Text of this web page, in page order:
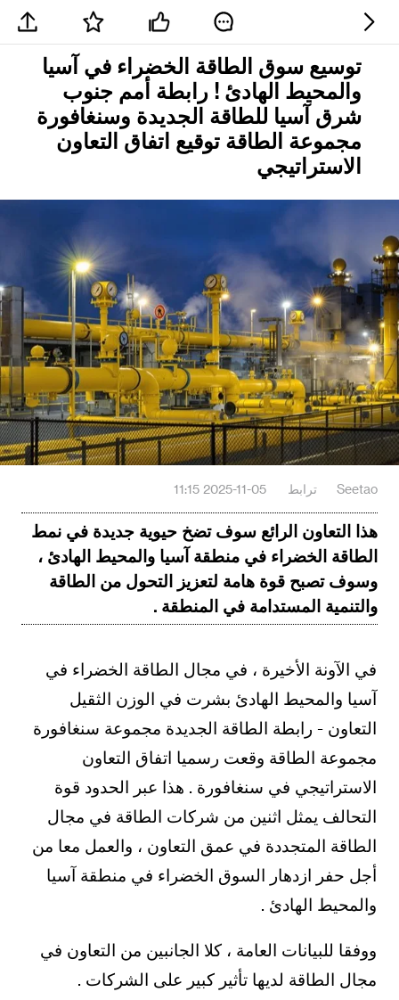
توسيع سوق الطاقة الخضراء في آسيا
والمحيط الهادئ ! رابطة أمم جنوب
شرق آسيا للطاقة الجديدة وسنغافورة
مجموعة الطاقة توقيع اتفاق التعاون
الاستراتيجي
Seetao ترابط 2025-11-05 11:15
هذا التعاون الرائع سوف تضخ حيوية جديدة في نمط
الطاقة الخضراء في منطقة آسيا والمحيط الهادئ ،
وسوف تصبح قوة هامة لتعزيز التحول من الطاقة
والتنمية المستدامة في المنطقة .
في الآونة الأخيرة ، في مجال الطاقة الخضراء في
آسيا والمحيط الهادئ بشرت في الوزن الثقيل
التعاون - رابطة الطاقة الجديدة مجموعة سنغافورة
مجموعة الطاقة وقعت رسميا اتفاق التعاون
الاستراتيجي في سنغافورة . هذا عبر الحدود قوة
التحالف يمثل اثنين من شركات الطاقة في مجال
الطاقة المتجددة في عمق التعاون ، والعمل معا من
أجل حفر ازدهار السوق الخضراء في منطقة آسيا
والمحيط الهادئ .
ووفقا للبيانات العامة ، كلا الجانبين من التعاون في
مجال الطاقة لديها تأثير كبير على الشركات .